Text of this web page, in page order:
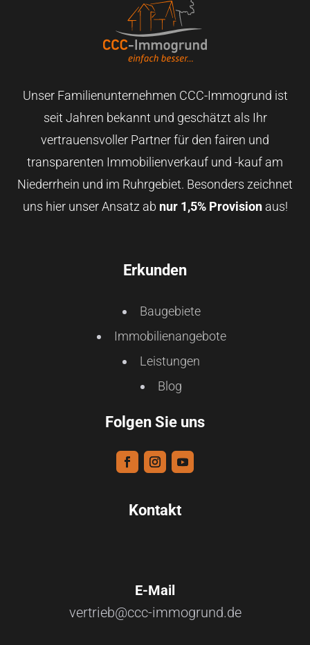
Unser Familienunternehmen CCC-Immogrund ist
seit Jahren bekannt und geschätzt als Ihr
vertrauensvoller Partner für den fairen und
transparenten Immobilienverkauf und -kauf am
Niederrhein und im Ruhrgebiet. Besonders zeichnet
uns hier unser Ansatz ab nur 1,5% Provisionaus!
Erkunden
Baugebiete
Immobilienangebote
Leistungen
Blog
Folgen Sie uns
Kontakt
E-Mail
vertrieb@ccc-immogrund.de